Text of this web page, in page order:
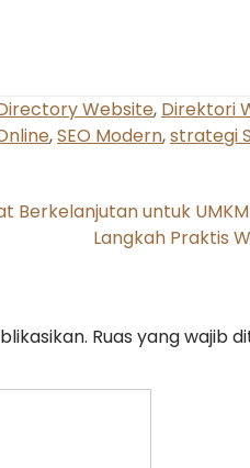
Website, Direktori
,SEO Modern,strategi
Berkelanjutan untuk
Langkah Praktis
Ruas yang wajib